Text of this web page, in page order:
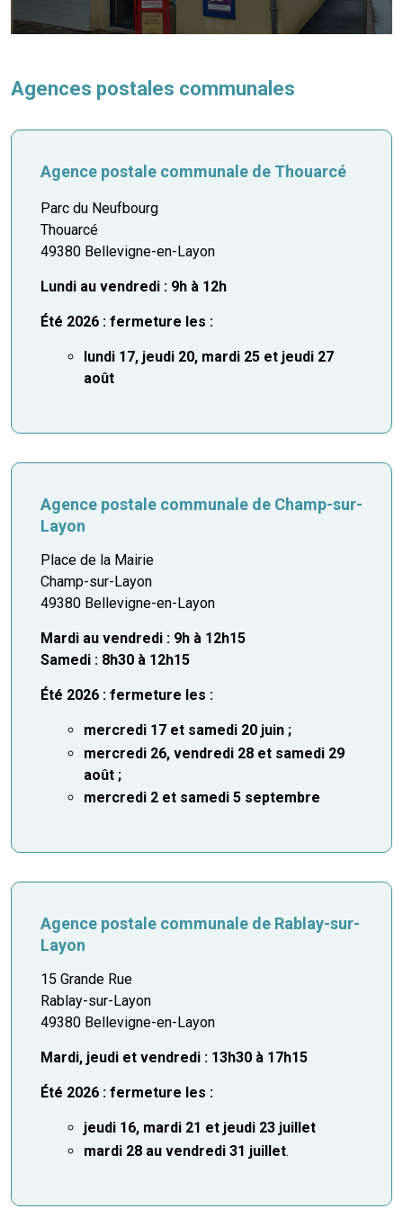
municipaux
sur la commune
d’urbanisme
Association
voirie, arrêté de circulation et
à la commune
loisirs
Agences postales communales
Agence postale communale de Thouarcé
Parc du Neufbourg
Thouarcé
49380 Bellevigne-en-Layon
Lundi au vendredi : 9h à 12h
Été 2026 : fermeture les :
lundi 17, jeudi 20, mardi 25 et jeudi 27
août
Agence postale communale de Champ-sur-
Layon
Place de la Mairie
Champ-sur-Layon
49380 Bellevigne-en-Layon
Mardi au vendredi : 9h à 12h15
Samedi : 8h30 à 12h15
Été 2026 : fermeture les :
mercredi 17 et samedi 20 juin ;
mercredi 26, vendredi 28 et samedi 29
août ;
mercredi 2 et samedi 5 septembre
Agence postale communale de Rablay-sur-
Layon
15 Grande Rue
Rablay-sur-Layon
49380 Bellevigne-en-Layon
Mardi, jeudi et vendredi : 13h30 à 17h15
Été 2026 : fermeture les :
jeudi 16, mardi 21 et jeudi 23 juillet
mardi 28 au vendredi 31 juillet.